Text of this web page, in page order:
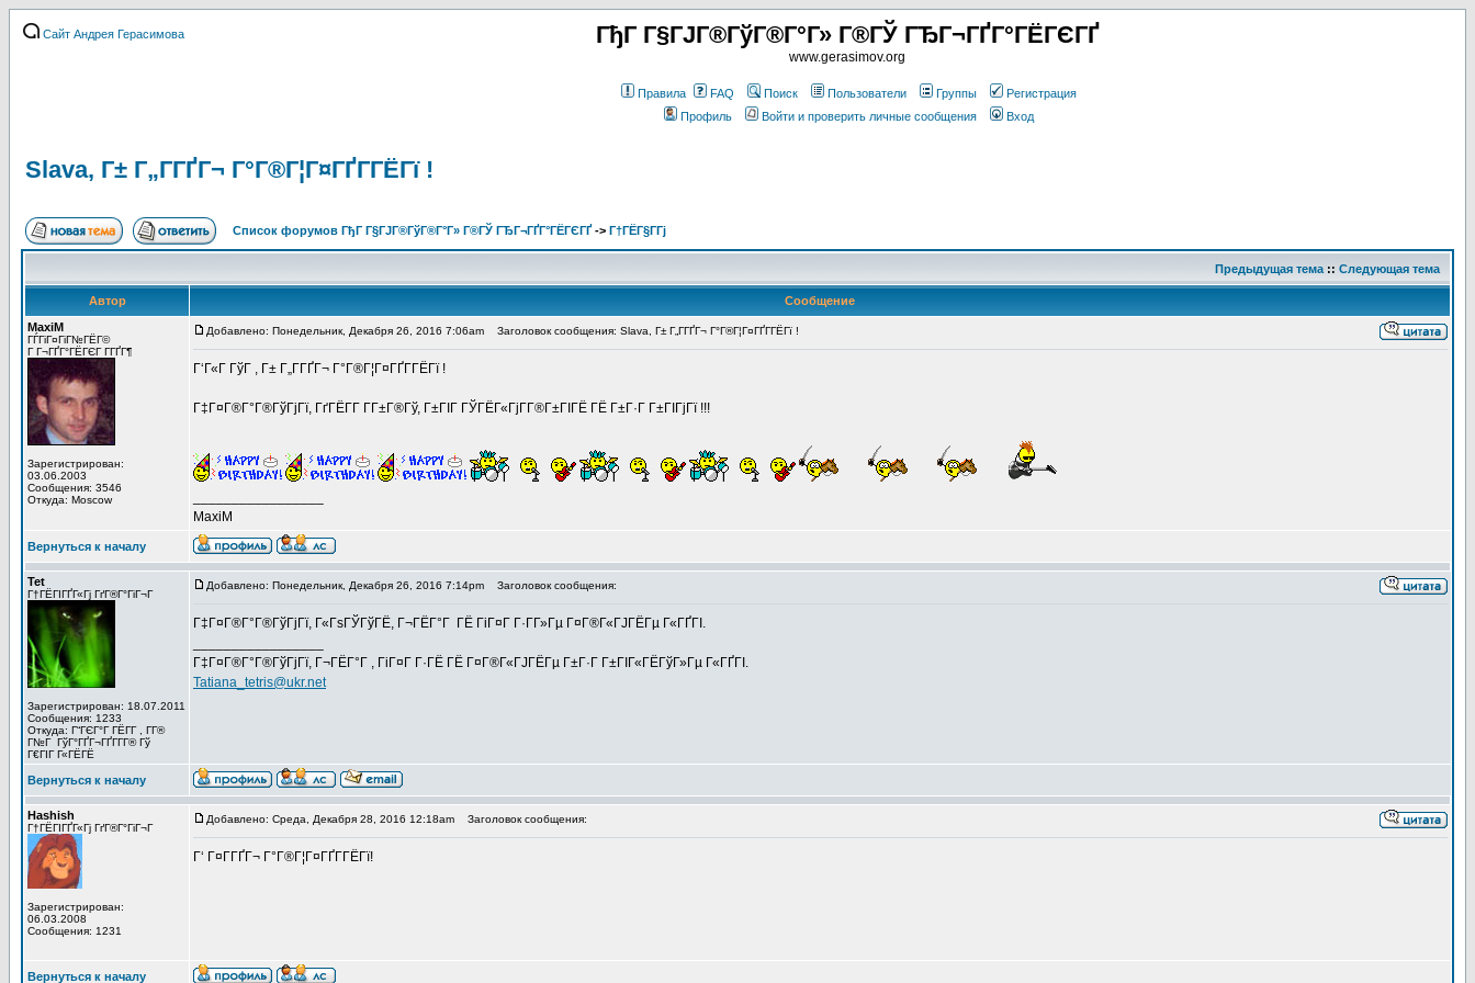
Сайт Андрея Герасимова ГђГ Г§ГЈГ®ГўГ®Г°Г» Г®ГЎ ГЂГ¬ГҐГ°ГЁГЄГҐ
www.gerasimov.org
Правила FAQ Поиск Пользователи Группы
Регистрация
Профиль
Войти и проверить личные сообщения Вход
Slava, Г± Г„Г­ГҐГ¬ Г°Г®Г¦Г¤ГҐГ­ГЁГї !
Список форумов ГђГ Г§ГЈГ®ГўГ®Г°Г» Г®ГЎ ГЂГ¬ГҐГ°ГЁГЄГҐ-> Г†ГЁГ§Г­Гј
Предыдущая тема :: Следующая тема
Автор
Сообщение
MaxiM
ГЃГіГ¤ГіГ№ГЁГ©
Г Г¬ГҐГ°ГЁГЄГ Г­ГҐГ¶
Зарегистрирован:
03.06.2003
Сообщения: 3546
Откуда: Moscow
Добавлено: Понедельник, Декабря 26, 2016 7:06am Заголовок сообщения: Slava, Г± Г„Г­ГҐГ¬ Г°Г®Г¦Г¤ГҐГ­ГЁГї !
Г‘Г«Г ГўГ , Г± Г„Г­ГҐГ¬ Г°Г®Г¦Г¤ГҐГ­ГЁГї !
Г‡Г¤Г®Г°Г®ГўГјГї, ГґГЁГ­Г Г­Г±Г®Гў, Г±ГІГ ГЎГЁГ«ГјГ­Г®Г±ГІГЁ ГЁ Г±Г·Г Г±ГІГјГї !!!
MaxiM
Вернуться к началу
Tet
Г†ГЁГІГҐГ«Гј ГґГ®Г°ГіГ¬Г
Зарегистрирован: 18.07.2011
Сообщения: 1233
Откуда: Г“ГЄГ°Г ГЁГ­Г , Г­Г®
Г№Г ГўГ°ГҐГ¬ГҐГ­Г­Г® Гў
Г€ГІГ Г«ГЁГЁ
Добавлено: Понедельник, Декабря 26, 2016 7:14pm Заголовок сообщения:
Г‡Г¤Г®Г°Г®ГўГјГї, Г«ГѕГЎГўГЁ, Г¬ГЁГ°Г ГЁ ГіГ¤Г Г·Г­Г»Гµ Г¤Г®Г«ГЈГЁГµ Г«ГҐГІ.
Г‡Г¤Г®Г°Г®ГўГјГї, Г¬ГЁГ°Г , ГіГ¤Г Г·ГЁ ГЁ Г¤Г®Г«ГЈГЁГµ Г±Г·Г Г±ГІГ«ГЁГўГ»Гµ Г«ГҐГІ.
Tatiana_tetris@ukr.net
Вернуться к началу
Hashish
Г†ГЁГІГҐГ«Гј ГґГ®Г°ГіГ¬Г
Зарегистрирован:
06.03.2008
Сообщения: 1231
Добавлено: Среда, Декабря 28, 2016 12:18am Заголовок сообщения:
Г‘ Г¤Г­ГҐГ¬ Г°Г®Г¦Г¤ГҐГ­ГЁГї!
Вернуться к началу